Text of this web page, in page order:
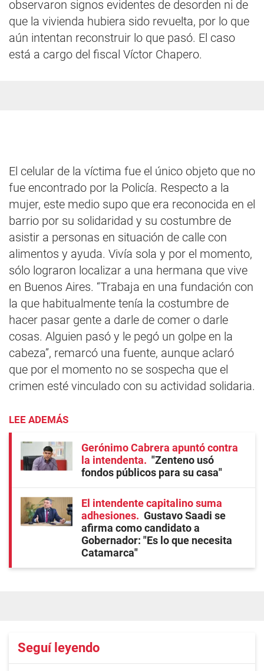
observaron signos evidentes de desorden ni de
que la vivienda hubiera sido revuelta, por lo que
aún intentan reconstruir lo que pasó. El caso
está a cargo del fiscal Víctor Chapero.
El celular de la víctima fue el único objeto que no
fue encontrado por la Policía. Respecto a la
mujer, este medio supo que era reconocida en el
barrio por su solidaridad y su costumbre de
asistir a personas en situación de calle con
alimentos y ayuda. Vivía sola y por el momento,
sólo lograron localizar a una hermana que vive
en Buenos Aires. “Trabaja en una fundación con
la que habitualmente tenía la costumbre de
hacer pasar gente a darle de comer o darle
cosas. Alguien pasó y le pegó un golpe en la
cabeza”, remarcó una fuente, aunque aclaró
que por el momento no se sospecha que el
crimen esté vinculado con su actividad solidaria.
LEE ADEMÁS
Gerónimo Cabrera apuntó contra
la intendenta
"Zenteno usó
fondos públicos para su casa"
El intendente capitalino suma
adhesiones
Gustavo Saadi se
afirma como candidato a
Gobernador: "Es lo que necesita
Catamarca"
Seguí leyendo